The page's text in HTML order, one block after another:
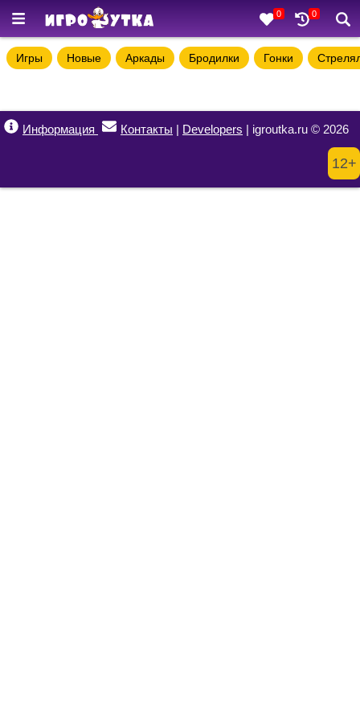
0 0
Игры Новые Аркады Бродилки Гонки
Информация Контакты | Developers | igroutka.ru © 2026
12+